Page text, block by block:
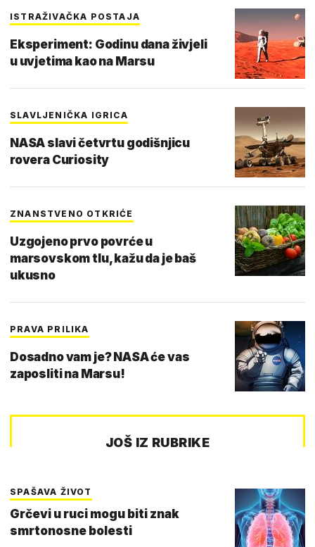
ISTRAŽIVAČKA POSTAJA
Eksperiment: Godinu dana živjeli
u uvjetima kao na Marsu
SLAVLJENIČKA IGRICA
NASA slavi četvrtu godišnjicu
rovera Curiosity
ZNANSTVENO OTKRIĆE
Uzgojeno prvo povrće u
marsovskom tlu, kažu da je baš
ukusno
PRAVA PRILIKA
Dosadno vam je? NASA će vas
zaposliti na Marsu!
JOŠ IZ RUBRIKE
SPAŠAVA ŽIVOT
Grčevi u ruci mogu biti znak
smrtonosne bolesti